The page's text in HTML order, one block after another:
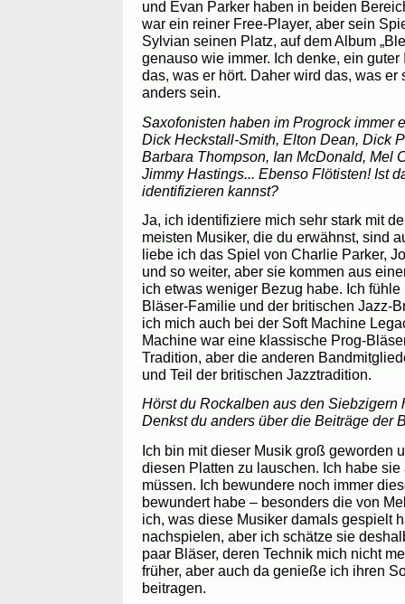
und Evan Parker haben in beiden
war ein reiner Free-Player, aber sein
Sylvian seinen Platz, auf dem Album
genauso wie immer. Ich denke, ein
das, was er hört. Daher wird das, was er
anders sein.
Saxofonisten haben im Progrock immer
Dick Heckstall-Smith, Elton Dean, Dick
Barbara Thompson, Ian McDonald, Mel
Jimmy Hastings... Ebenso Flötisten! Ist
identifizieren kannst?
Ja, ich identifiziere mich sehr stark mit
meisten Musiker, die du erwähnst, sind
liebe ich das Spiel von Charlie Parker,
und so weiter, aber sie kommen aus
ich etwas weniger Bezug habe. Ich
Bläser-Familie und der britischen Jazz-
ich mich auch bei der Soft Machine
Machine war eine klassische Prog-
Tradition, aber die anderen
und Teil der britischen Jazztradition.
Hörst du Rockalben aus den Siebzigern
Denkst du anders über die Beiträge der
Ich bin mit dieser Musik groß geworden
diesen Platten zu lauschen. Ich habe sie
müssen. Ich bewundere noch immer
bewundert habe – besonders die von
ich, was diese Musiker damals gespielt
nachspielen, aber ich schätze sie
paar Bläser, deren Technik mich nicht
früher, aber auch da genieße ich ihren
beitragen.